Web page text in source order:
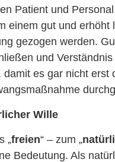
Patient und
einem gut und
gezogen werden.
und
damit es gar nicht
Wille
„freien“ – zum „
Bedeutung. Als